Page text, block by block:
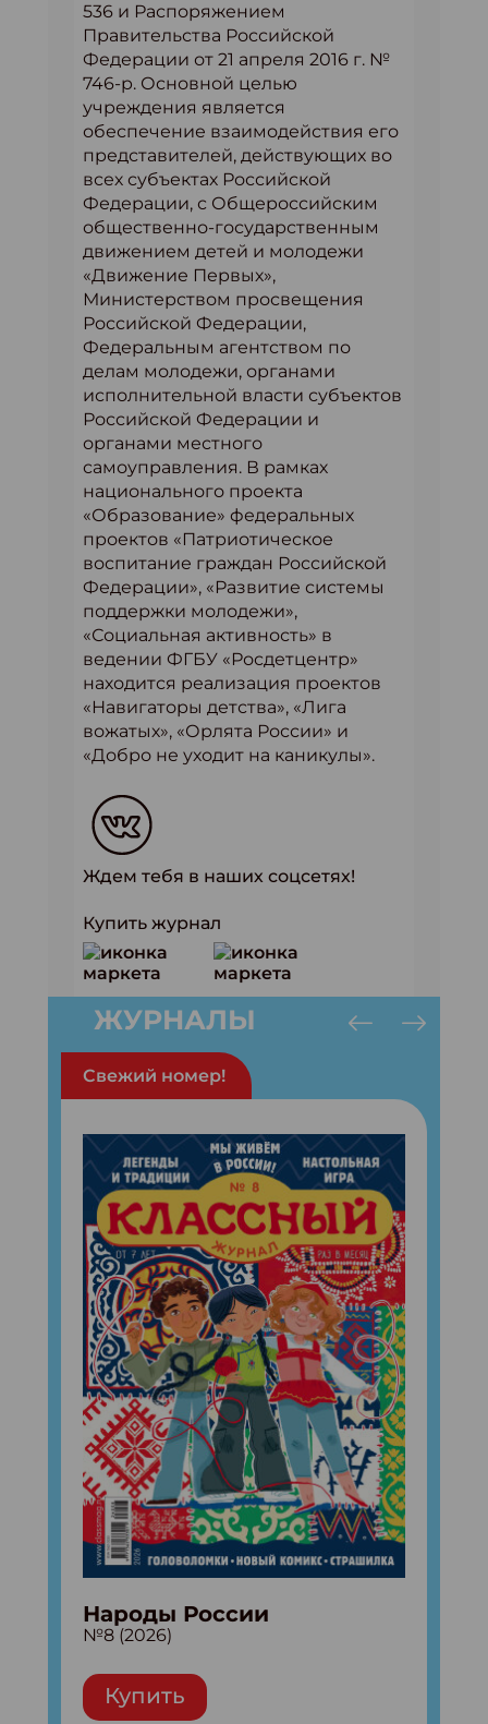
536 и Распоряжением
Правительства Российской
Федерации от 21 апреля 2016 г. №
746-р. Основной целью
учреждения является
обеспечение взаимодействия его
представителей, действующих во
всех субъектах Российской
Федерации, с Общероссийским
общественно-государственным
движением детей и молодежи
«Движение Первых»,
Министерством просвещения
Российской Федерации,
Федеральным агентством по
делам молодежи, органами
исполнительной власти субъектов
Российской Федерации и
органами местного
самоуправления. В рамках
национального проекта
«Образование» федеральных
проектов «Патриотическое
воспитание граждан Российской
Федерации», «Развитие системы
поддержки молодежи»,
«Социальная активность» в
ведении ФГБУ «Росдетцентр»
находится реализация проектов
«Навигаторы детства», «Лига
вожатых», «Орлята России» и
«Добро не уходит на каникулы».
Ждем тебя в наших соцсетях!
Купить журнал
ЖУРНАЛЫ
Свежий номер!
Народы России
№8 (2026)
Купить